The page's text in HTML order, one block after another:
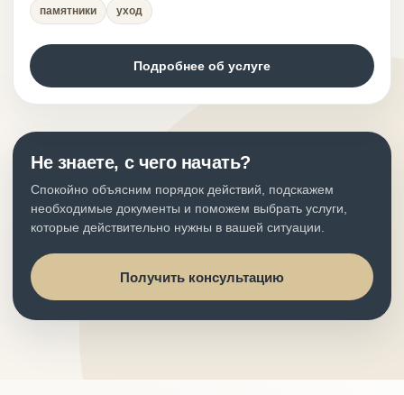
памятники уход
Подробнее об услуге
Не знаете, с чего начать?
Спокойно объясним порядок действий, подскажем
необходимые документы и поможем выбрать услуги,
которые действительно нужны в вашей ситуации.
Получить консультацию